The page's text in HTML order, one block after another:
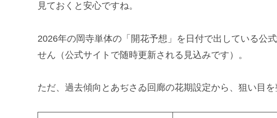
見ておくと安心ですね。
2026年の岡寺単体の「開花予想」を日付で出している公
せん（公式サイトで随時更新される見込みです）。
ただ、過去傾向とあぢさゐ回廊の花期設定から、狙い目を